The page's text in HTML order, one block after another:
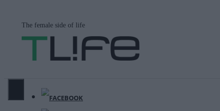
περιεχόμενο
The female side of life